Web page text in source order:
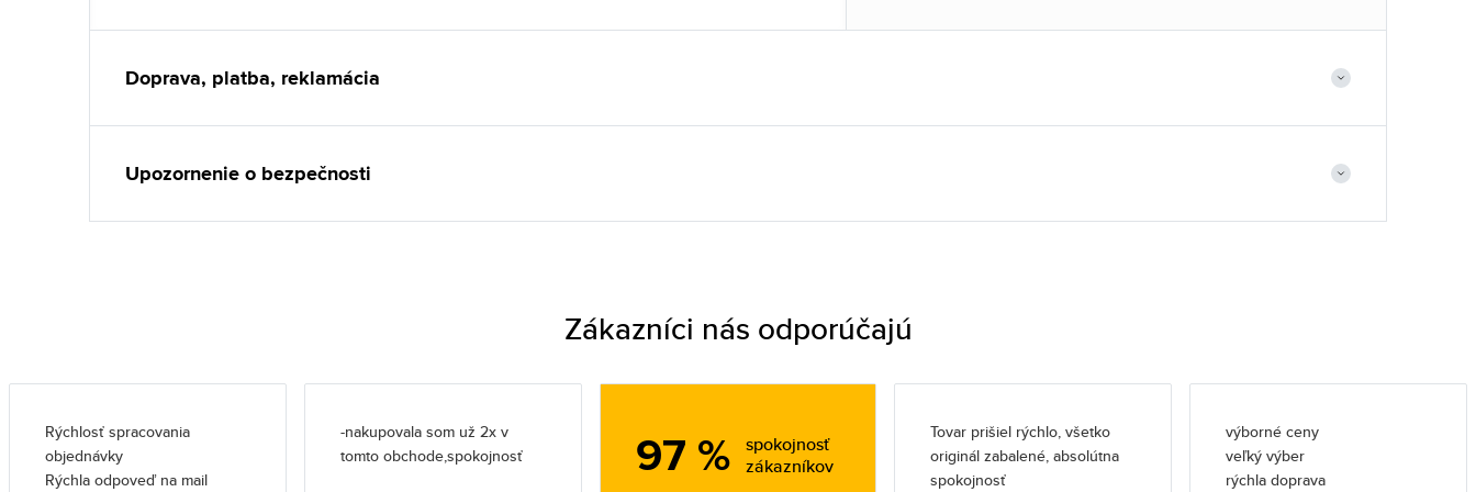
Doprava, platba, reklamácia
Upozornenie o bezpečnosti
Zákazníci nás odporúčajú
Rýchlosť spracovania
objednávky
Rýchla odpoveď na mail
-nakupovala som už 2x v
tomto obchode,spokojnosť
97 %
spokojnosť
zákazníkov
Tovar prišiel rýchlo, všetko
originál zabalené, absolútna
spokojnosť
výborné ceny
veľký výber
rýchla doprava